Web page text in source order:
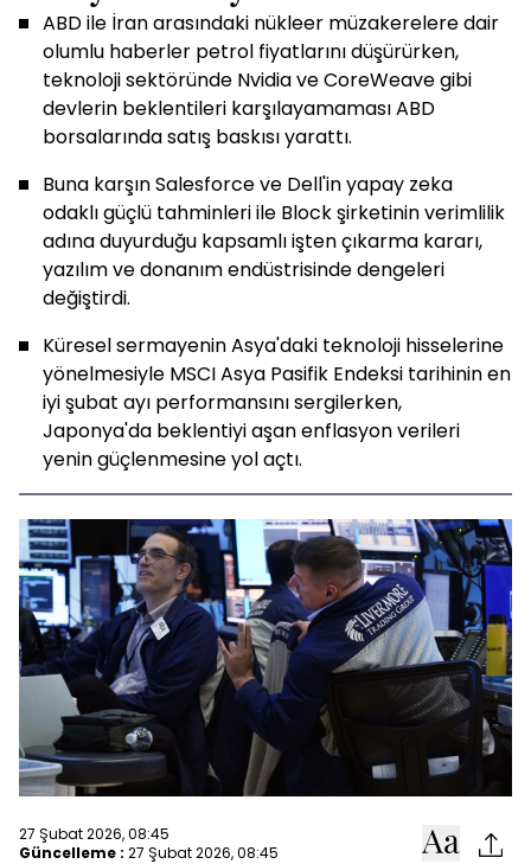
ABD ile İran arasındaki nükleer müzakerelere dair
olumlu haberler petrol fiyatlarını düşürürken,
teknoloji sektöründe Nvidia ve CoreWeave gibi
devlerin beklentileri karşılayamaması ABD
borsalarında satış baskısı yarattı.
Buna karşın Salesforce ve Dell'in yapay zeka
odaklı güçlü tahminleri ile Block şirketinin verimlilik
adına duyurduğu kapsamlı işten çıkarma kararı,
yazılım ve donanım endüstrisinde dengeleri
değiştirdi.
Küresel sermayenin Asya'daki teknoloji hisselerine
yönelmesiyle MSCI Asya Pasifik Endeksi tarihinin en
iyi şubat ayı performansını sergilerken,
Japonya'da beklentiyi aşan enflasyon verileri
yenin güçlenmesine yol açtı.
27 Şubat 2026, 08:45
Güncelleme : 27 Şubat 2026, 08:45